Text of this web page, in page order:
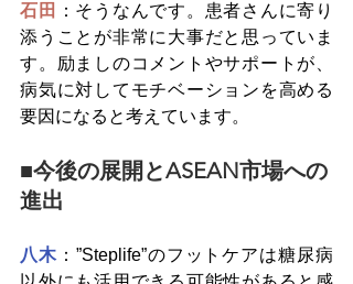
石田
：そうなんです。患者さんに寄り
添うことが非常に大事だと思っていま
す。励ましのコメントやサポートが、
病気に対してモチベーションを高める
要因になると考えています。
■今後の展開とASEAN市場への
進出
八木：”Steplife”のフットケアは糖尿病